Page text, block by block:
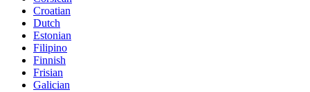
Croatian
Dutch
Estonian
Filipino
Finnish
Frisian
Galician